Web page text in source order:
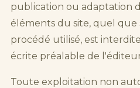
publication ou adaptation
éléments du site, quel que
procédé utilisé, est
écrite préalable de
Toute exploitation non